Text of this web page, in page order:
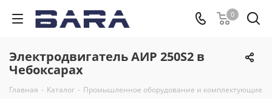
0
Электродвигатель АИР 250S2 в
Чебоксарах
Главная - Каталог - Промышленное оборудование и комплектующие